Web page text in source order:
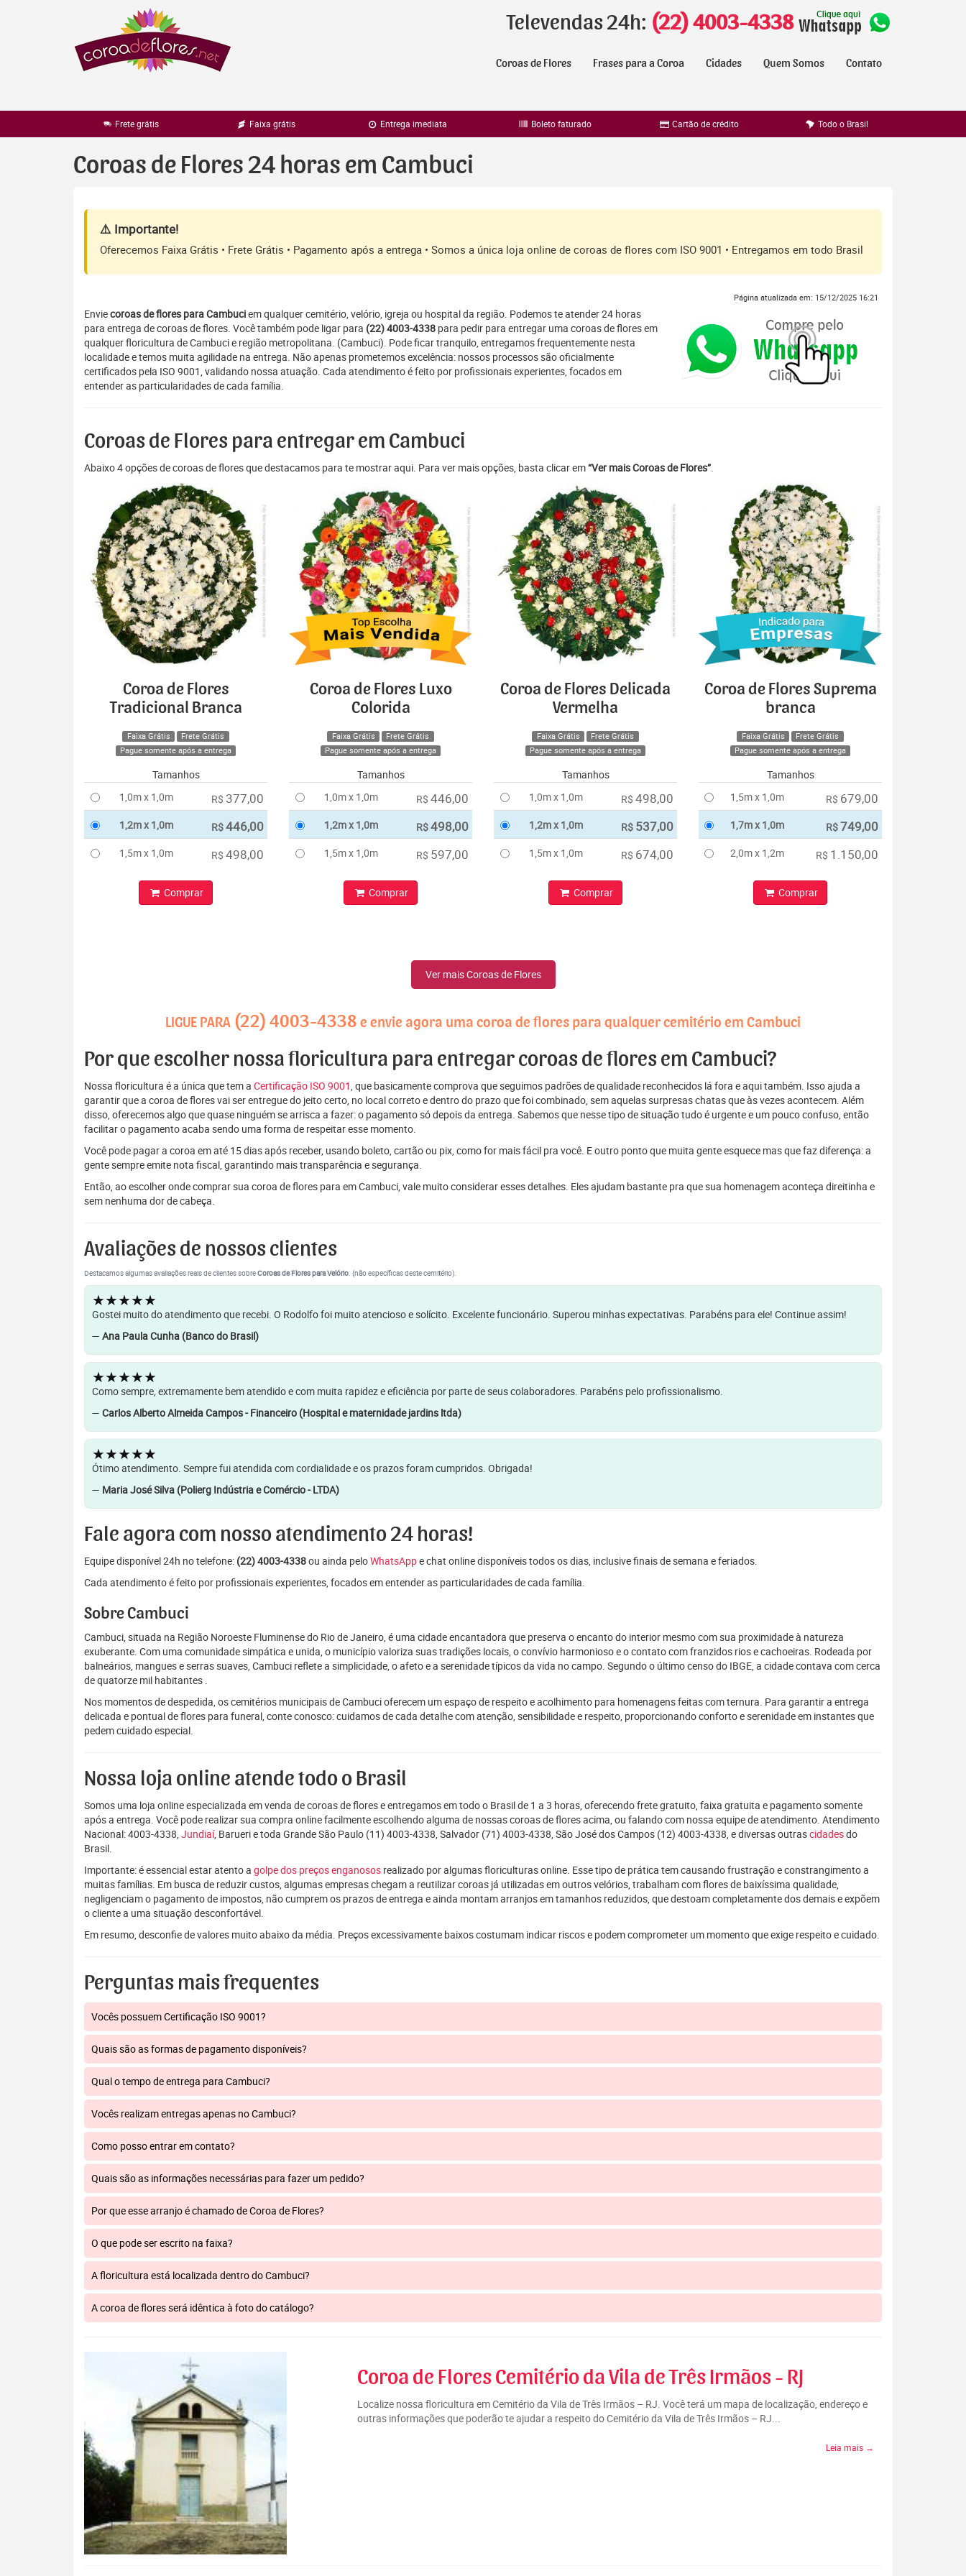
Televendas 24h: (22) 4003-4338
Coroas de Flores Frases para a Coroa Cidades Quem Somos Contato
Frete grátis Faixa grátis Entrega imediata Boleto faturado Cartão de crédito Todo o Brasil
Coroas de Flores 24 horas em Cambuci
⚠️ Importante!
Oferecemos Faixa Grátis • Frete Grátis • Pagamento após a entrega • Somos a única loja online de coroas de flores com ISO 9001 • Entregamos em todo Brasil
Página atualizada em: 15/12/2025 16:21
Enviecoroas de flores para Cambuciem qualquer cemitério, velório, igreja ou hospital da região. Podemos te atender 24 horas
para entrega de coroas de flores. Você também pode ligar para (22) 4003-4338 para pedir para entregar uma coroas de flores em
qualquer floricultura de Cambuci e região metropolitana. (Cambuci). Pode ficar tranquilo, entregamos frequentemente nesta
localidade e temos muita agilidade na entrega. Não apenas prometemos excelência: nossos processos são oficialmente
certificados pela ISO 9001, validando nossa atuação. Cada atendimento é feito por profissionais experientes, focados em
entender as particularidades de cada família.
Coroas de Flores para entregar em Cambuci
Abaixo 4 opções de coroas de flores que destacamos para te mostrar aqui. Para ver mais opções, basta clicar em“Ver mais Coroas de Flores”.
Coroa de Flores
Tradicional Branca
Faixa Grátis
Frete Grátis
Pague somente após a entrega
Tamanhos
1,0m x 1,0m
R$ 377,00
1,2m x 1,0m R$446,00
1,5m x 1,0m R$ 498,00
Comprar
Coroa de Flores Luxo
Colorida
Faixa Grátis
Frete Grátis
Pague somente após a entrega
Tamanhos
1,0m x 1,0m
R$ 446,00
1,2m x 1,0m R$498,00
1,5m x 1,0m R$ 597,00
Comprar
Coroa de Flores Delicada
Vermelha
Faixa Grátis
Frete Grátis
Pague somente após a entrega
Tamanhos
1,0m x 1,0m
R$ 498,00
1,2m x 1,0m R$ 537,00
1,5m x 1,0m R$ 674,00
Comprar
Coroa de Flores Suprema
branca
Faixa Grátis
Frete Grátis
Pague somente após a entrega
Tamanhos
1,5m x 1,0m
R$ 679,00
1,7m x 1,0m R$749,00
2,0m x 1,2m R$ 1.150,00
Comprar
Ver mais Coroas de Flores
LIGUE PARA (22) 4003-4338 e envie agora uma coroa de flores para qualquer cemitério em Cambuci
Por que escolher nossa floricultura para entregar coroas de flores em Cambuci?
Nossa floricultura é a única que tem a Certificação ISO 9001, que basicamente comprova que seguimos padrões de qualidade reconhecidos lá fora e aqui também. Isso ajuda a
garantir que a coroa de flores vai ser entregue do jeito certo, no local correto e dentro do prazo que foi combinado, sem aquelas surpresas chatas que às vezes acontecem. Além
disso, oferecemos algo que quase ninguém se arrisca a fazer: o pagamento só depois da entrega. Sabemos que nesse tipo de situação tudo é urgente e um pouco confuso, então
facilitar o pagamento acaba sendo uma forma de respeitar esse momento.
Você pode pagar a coroa em até 15 dias após receber, usando boleto, cartão ou pix, como for mais fácil pra você. E outro ponto que muita gente esquece mas que faz diferença: a
gente sempre emite nota fiscal, garantindo mais transparência e segurança.
Então, ao escolher onde comprar sua coroa de flores para em Cambuci, vale muito considerar esses detalhes. Eles ajudam bastante pra que sua homenagem aconteça direitinha e
sem nenhuma dor de cabeça.
Avaliações de nossos clientes
Destacamos algumas avaliações reais de clientes sobreCoroas de Flores para Velório. (não específicas deste cemitério).
★★★★★
Gostei muito do atendimento que recebi. O Rodolfo foi muito atencioso e solícito. Excelente funcionário. Superou minhas expectativas. Parabéns para ele! Continue assim!
— Ana Paula Cunha (Banco do Brasil)
★★★★★
Como sempre, extremamente bem atendido e com muita rapidez e eficiência por parte de seus colaboradores. Parabéns pelo profissionalismo.
— Carlos Alberto Almeida Campos - Financeiro (Hospital e maternidade jardins ltda)
★★★★★
Ótimo atendimento. Sempre fui atendida com cordialidade e os prazos foram cumpridos. Obrigada!
— Maria José Silva (Polierg Indústria e Comércio - LTDA)
Fale agora com nosso atendimento 24 horas!
Equipe disponível 24h no telefone: (22) 4003-4338ou ainda peloWhatsAppe chat online disponíveis todos os dias, inclusive finais de semana e feriados.
Cada atendimento é feito por profissionais experientes, focados em entender as particularidades de cada família.
Sobre Cambuci
Cambuci, situada na Região Noroeste Fluminense do Rio de Janeiro, é uma cidade encantadora que preserva o encanto do interior mesmo com sua proximidade à natureza
exuberante. Com uma comunidade simpática e unida, o município valoriza suas tradições locais, o convívio harmonioso e o contato com franzidos rios e cachoeiras. Rodeada por
balneários, mangues e serras suaves, Cambuci reflete a simplicidade, o afeto e a serenidade típicos da vida no campo. Segundo o último censo do IBGE, a cidade contava com cerca
de quatorze mil habitantes .
Nos momentos de despedida, os cemitérios municipais de Cambuci oferecem um espaço de respeito e acolhimento para homenagens feitas com ternura. Para garantir a entrega
delicada e pontual de flores para funeral, conte conosco: cuidamos de cada detalhe com atenção, sensibilidade e respeito, proporcionando conforto e serenidade em instantes que
pedem cuidado especial.
Nossa loja online atende todo o Brasil
Somos uma loja online especializada em venda de coroas de flores e entregamos em todo o Brasil de 1 a 3 horas, oferecendo frete gratuito, faixa gratuita e pagamento somente
após a entrega. Você pode realizar sua compra online facilmente escolhendo alguma de nossas coroas de flores acima, ou falando com nossa equipe de atendimento. Atendimento
Nacional: 4003-4338, Jundiaí, Barueri e toda Grande São Paulo (11) 4003-4338, Salvador (71) 4003-4338, São José dos Campos (12) 4003-4338, e diversas outrascidadesdo
Brasil.
Importante: é essencial estar atento a golpe dos preços enganosos realizado por algumas floriculturas online. Esse tipo de prática tem causando frustração e constrangimento a
muitas famílias. Em busca de reduzir custos, algumas empresas chegam a reutilizar coroas já utilizadas em outros velórios, trabalham com flores de baixíssima qualidade,
negligenciam o pagamento de impostos, não cumprem os prazos de entrega e ainda montam arranjos em tamanhos reduzidos, que destoam completamente dos demais e expõem
o cliente a uma situação desconfortável.
Em resumo, desconfie de valores muito abaixo da média. Preços excessivamente baixos costumam indicar riscos e podem comprometer um momento que exige respeito e cuidado.
Perguntas mais frequentes
Vocês possuem Certificação ISO 9001?
Quais são as formas de pagamento disponíveis?
Qual o tempo de entrega para Cambuci?
Vocês realizam entregas apenas no Cambuci?
Como posso entrar em contato?
Quais são as informações necessárias para fazer um pedido?
Por que esse arranjo é chamado de Coroa de Flores?
O que pode ser escrito na faixa?
A floricultura está localizada dentro do Cambuci?
A coroa de flores será idêntica à foto do catálogo?
Coroa de Flores Cemitério da Vila de Três Irmãos - RJ
Localize nossa floricultura em Cemitério da Vila de Três Irmãos – RJ. Você terá um mapa de localização, endereço e
outras informações que poderão te ajudar a respeito do Cemitério da Vila de Três Irmãos – RJ...
Leia mais →